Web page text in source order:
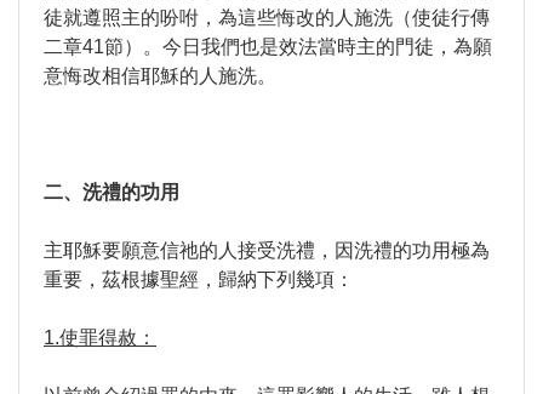
徒就遵照主的吩咐，為這些悔改的人施洗（使徒行傳
二章41節）。今日我們也是效法當時主的門徒，為願
意悔改相信耶穌的人施洗。
二、洗禮的功用
主耶穌要願意信祂的人接受洗禮，因洗禮的功用極為
重要，茲根據聖經，歸納下列幾項：
1.使罪得赦：